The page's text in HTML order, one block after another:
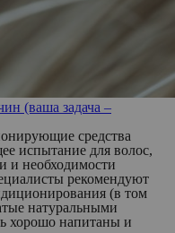
(ваша задача –
средства
испытание для волос,
и необходимости
рекомендуют
(в том
натуральными
хорошо напитаны и